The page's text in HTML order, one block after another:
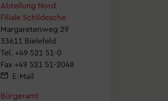
Abteilung Nord
Filiale Schildesche
Margaretenweg 29
33611 Bielefeld
Tel. +49 521 51-0
Fax +49 521 51-2048
E-Mail
Bürgeramt